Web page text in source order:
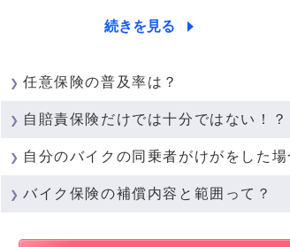
続きを見る
任意保険の普及率は？
自賠責保険だけでは十分ではない！？
自分のバイクの同乗者がけがをした
バイク保険の補償内容と範囲って？